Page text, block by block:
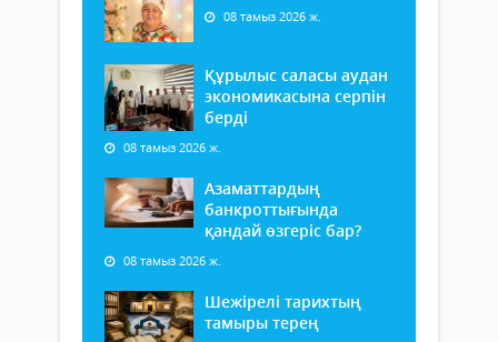
08 тамыз 2026 ж.
Құрылыс саласы аудан
экономикасына серпін
берді
08 тамыз 2026 ж.
Азаматтардың
банкроттығында
қандай өзгеріс бар?
08 тамыз 2026 ж.
Шежірелі тарихтың
тамыры терең